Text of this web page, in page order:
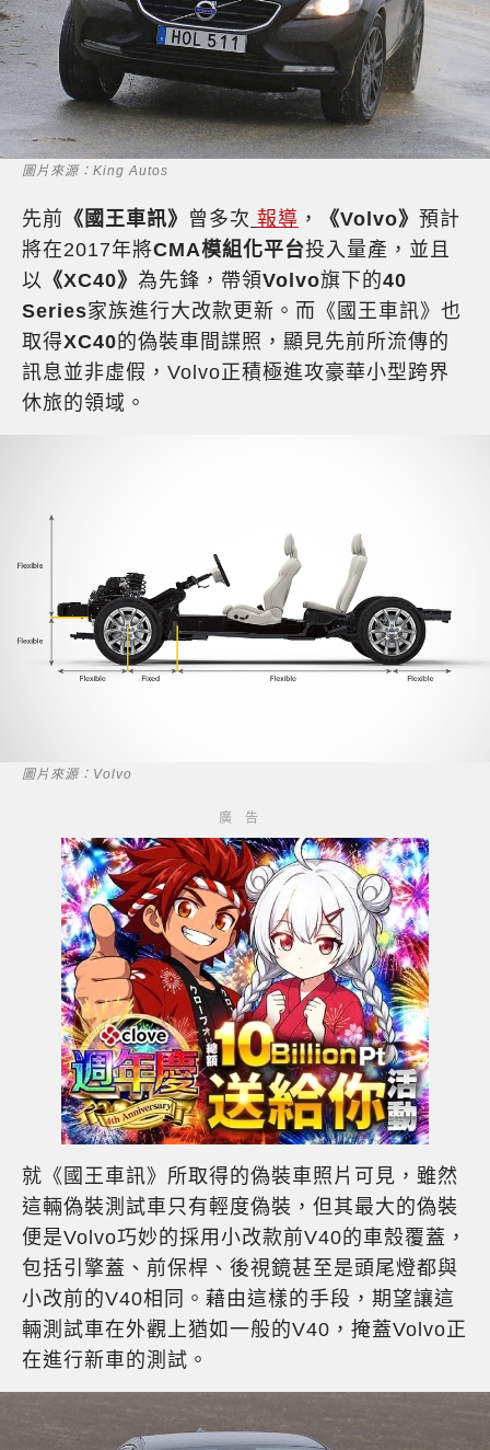
圖片來源：King Autos
先前 《國王車訊》 曾多次 報導 ， 《Volvo》 預計
將在2017年將CMA模組化平台投入量產，並且
以 《XC40》 為先鋒，帶領Volvo旗下的40
Series家族進行大改款更新。而《國王車訊》也
取得XC40的偽裝車間諜照，顯見先前所流傳的
訊息並非虛假，Volvo正積極進攻豪華小型跨界
休旅的領域。
圖片來源：Volvo
就《國王車訊》所取得的偽裝車照片可見，雖然
這輛偽裝測試車只有輕度偽裝，但其最大的偽裝
便是Volvo巧妙的採用小改款前V40的車殼覆蓋，
包括引擎蓋、前保桿、後視鏡甚至是頭尾燈都與
小改前的V40相同。藉由這樣的手段，期望讓這
輛測試車在外觀上猶如一般的V40，掩蓋Volvo正
在進行新車的測試。